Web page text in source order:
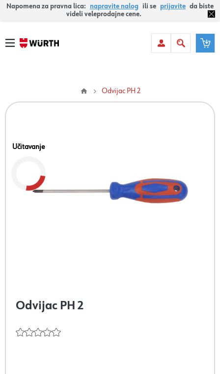
Napomena za pravna lica: napravite nalog ili se prijavite da biste
videli veleprodajne cene.
Odvijac PH 2
Učitavanje
Odvijac PH 2